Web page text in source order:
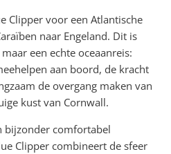
Clipper voor een Atlantische
naar Engeland. Dit is
een echte oceaanreis:
aan boord, de kracht
de overgang maken van
kust van Cornwall.
bijzonder comfortabel
Clipper combineert de sfeer